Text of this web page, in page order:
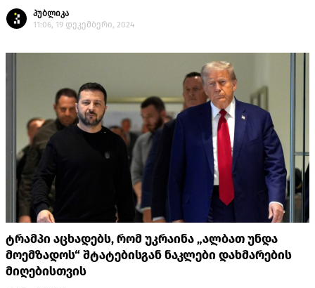
პუბლიკა
11:06, 19 დეკემბერი, 2024
ტრამპი აცხადებს, რომ უკრაინა „ალბათ უნდა
მოემზადოს“ შტატებისგან ნაკლები დახმარების
მიღებისთვის